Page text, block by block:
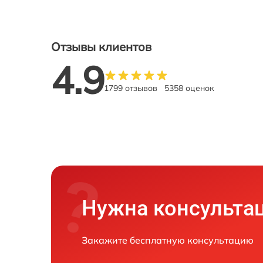
Отзывы клиентов
4.91799 отзывов 5358 оценок
Нужна
Закажите бесплатную консультацию